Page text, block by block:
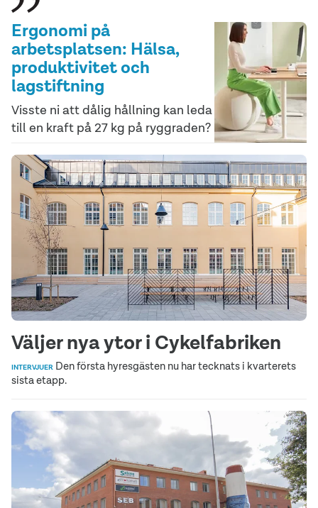
Ergonomi på
arbetsplatsen: Hälsa,
produktivitet och
lagstiftning
Visste ni att dålig hållning kan leda
till en kraft på 27 kg på ryggraden?
Väljer nya ytor i Cykelfabriken
INTERVJUER Den första hyresgästen nu har tecknats i kvarterets
sista etapp.